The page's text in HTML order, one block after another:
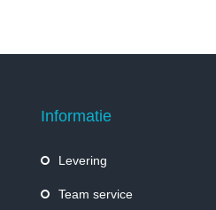
Informatie
Levering
Team service